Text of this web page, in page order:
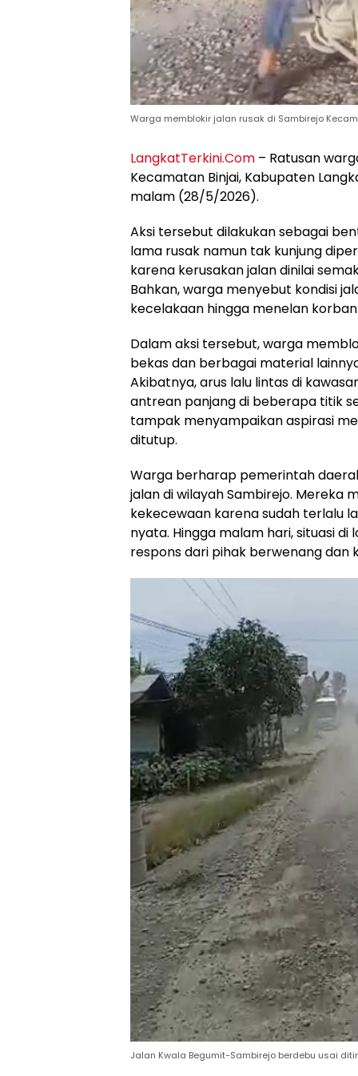
Warga memblokir jalan rusak di Sambirejo
LangkatTerkini.Com – Ratusan
Kecamatan Binjai, Kabupaten
malam (28/5/2026).
Aksi tersebut dilakukan sebagai
lama rusak namun tak kunjung
karena kerusakan jalan dinilai
Bahkan, warga menyebut kondisi
kecelakaan hingga menelan korban
Dalam aksi tersebut, warga
bekas dan berbagai material
Akibatnya, arus lalu lintas di
antrean panjang di beberapa titik
tampak menyampaikan aspirasi
ditutup.
Warga berharap pemerintah
jalan di wilayah Sambirejo. Mereka
kekecewaan karena sudah terlalu
nyata. Hingga malam hari, situasi
respons dari pihak berwenang dan
Jalan Kwala Begumit-Sambirejo berdebu usai